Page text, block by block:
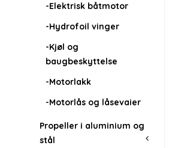
-Elektrisk båtmotor
-Hydrofoil vinger
-Kjøl og
baugbeskyttelse
-Motorlakk
-Motorlås og låsevaier
Propeller i aluminium og
stål